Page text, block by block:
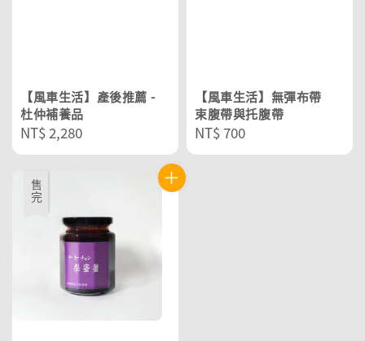
【風車生活】產後推薦 -
杜仲補養品
Regular
price
NT$ 2,280
【風車生活】無彈布帶
束腹帶與托腹帶
Regular
price
NT$ 700
售完